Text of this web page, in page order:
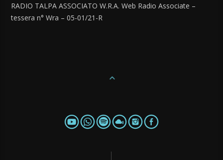
RADIO TALPA ASSOCIATO W.R.A. Web Radio Associate –
tessera n° Wra – 05-01/21-R